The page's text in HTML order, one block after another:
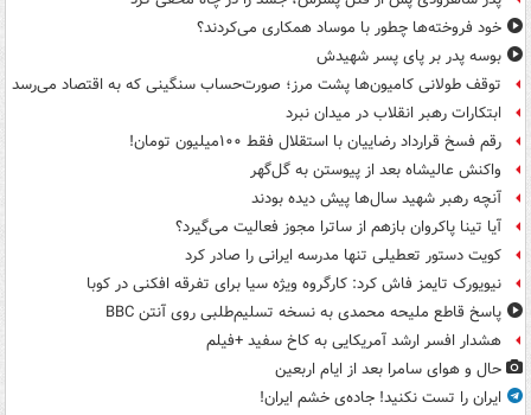
خود فروخته‌ها چطور با موساد همکاری می‌کردند؟
بوسه‌ پدر بر پای پسر شهیدش
توقف طولانی کامیون‌ها پشت مرز؛ صورت‌حساب سنگینی که به اقتصاد می‌رسد
ابتکارات رهبر انقلاب در میدان نبرد
رقم فسخ قرارداد رضاییان با استقلال فقط ۱۰۰میلیون تومان!
واکنش عالیشاه بعد از پیوستن به گل‌گهر
آنچه رهبر شهید سال‌ها پیش دیده بودند
آیا تینا پاکروان بازهم از ساترا مجوز فعالیت می‌گیرد؟
کویت دستور تعطیلی تنها مدرسه ایرانی را صادر کرد
نیویورک تایمز فاش کرد: کارگروه ویژه سیا برای تفرقه افکنی در کوبا
پاسخ قاطع ملیحه محمدی به نسخه تسلیم‌طلبی روی آنتن BBC
هشدار افسر ارشد آمریکایی به کاخ سفید +فیلم
حال و هوای سامرا بعد از ایام اربعین
ایران را تست نکنید! جاده‌ی خشم ایران!